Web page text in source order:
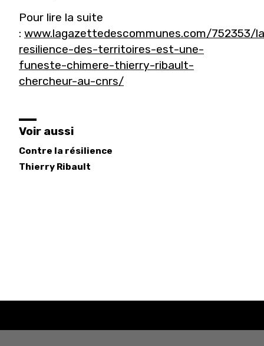
Pour lire la suite
: www.lagazettedescommunes.com/752353/
resilience-des-territoires-est-une-
funeste-chimere-thierry-ribault-
chercheur-au-cnrs/
Voir aussi
Contre la résilience
Thierry Ribault